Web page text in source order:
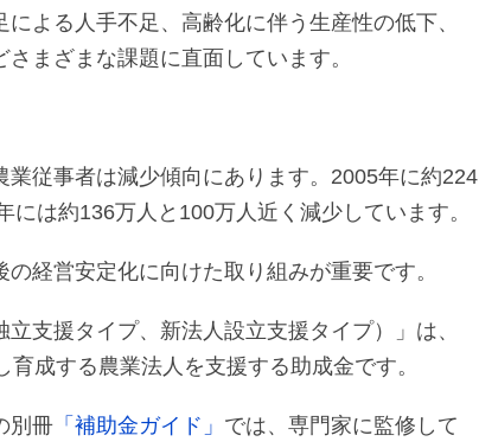
よる人手不足、高齢化に伴う生産性の低下、
まざまな課題に直面しています。
従事者は減少傾向にあります。2005年に約224
は約136万人と100万人近く減少しています。
経営安定化に向けた取り組みが重要です。
支援タイプ、新法人設立支援タイプ）」は、
成する農業法人を支援する助成金です。
別冊 「補助金ガイド」 では、専門家に監修して